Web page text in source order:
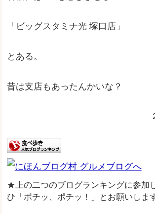
「ビッグスタミナ光 塚口店」
とある。
昔は支店もあったんかいな？
★上の二つのブログランキングに参加
ひ「ポチッ、ポチッ！」とお願いします